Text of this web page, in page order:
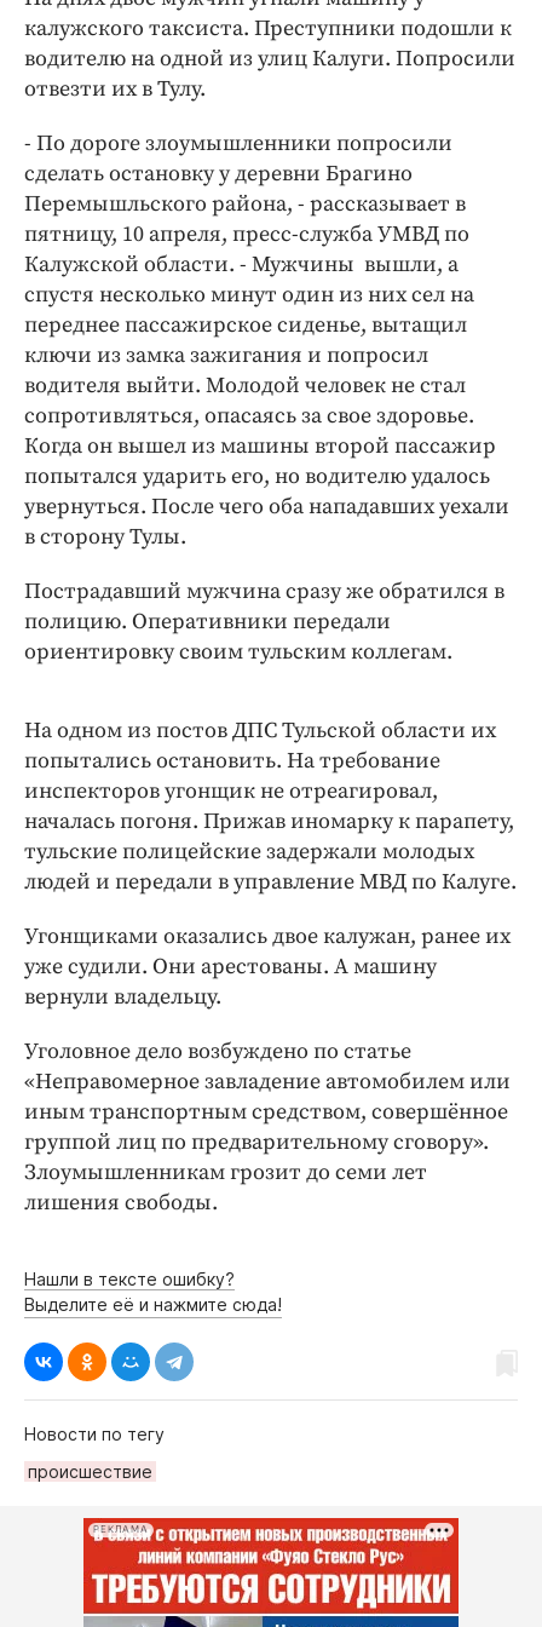
Интересное чтиво
Клиника года
Бренд года
калужского таксиста. Преступники подошли к
водителю на одной из улиц Калуги. Попросили
отвезти их в Тулу.
- По дороге злоумышленники попросили
сделать остановку у деревни Брагино
Перемышльского района, - рассказывает в
пятницу, 10 апреля, пресс-служба УМВД по
Калужской области. - Мужчины вышли, а
спустя несколько минут один из них сел на
переднее пассажирское сиденье, вытащил
ключи из замка зажигания и попросил
водителя выйти. Молодой человек не стал
сопротивляться, опасаясь за свое здоровье.
Когда он вышел из машины второй пассажир
попытался ударить его, но водителю удалось
увернуться. После чего оба нападавших уехали
в сторону Тулы.
Пострадавший мужчина сразу же обратился в
полицию. Оперативники передали
ориентировку своим тульским коллегам.
На одном из постов ДПС Тульской области их
попытались остановить. На требование
инспекторов угонщик не отреагировал,
началась погоня. Прижав иномарку к парапету,
тульские полицейские задержали молодых
людей и передали в управление МВД по Калуге.
Угонщиками оказались двое калужан, ранее их
уже судили. Они арестованы. А машину
вернули владельцу.
Уголовное дело возбуждено по статье
«Неправомерное завладение автомобилем или
иным транспортным средством, совершённое
группой лиц по предварительному сговору».
Злоумышленникам грозит до семи лет
лишения свободы.
Нашли в тексте ошибку?
Выделите её и нажмите сюда!
Новости по тегу
происшествие
РЕКЛАМА